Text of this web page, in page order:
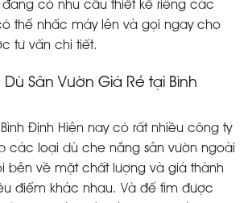
có nhu cầu thiết kế riêng các
thể nhấc máy lên và gọi ngay cho
tư vấn chi tiết.
Sân Vườn Giá Rẻ tại Bình
Bình Định Hiện nay có rất nhiều công ty
các loại dù che nắng sân vườn ngoài
bên về mặt chất lượng và giá thành
điểm khác nhau. Và để tìm được